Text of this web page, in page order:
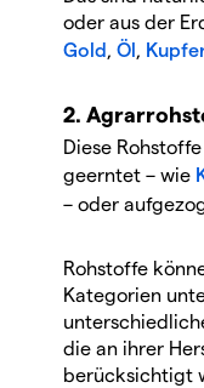
oder aus der
Gold, Öl,
2.
Diese
geerntet – wie
– oder
Rohstoffe
Kategorien
die an ihrer
berücksichtigt